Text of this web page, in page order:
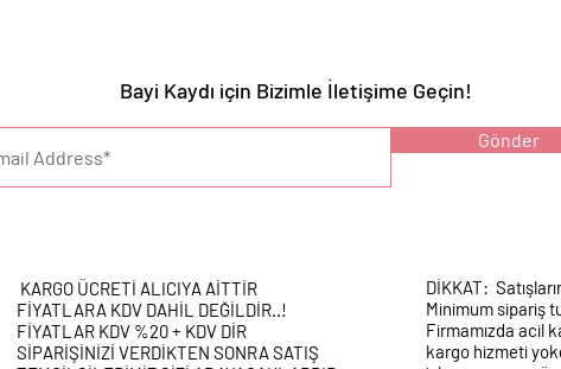
UYARI :
Bayi Kaydı için Bizimle İletişime Geçin!
Gönder
KARGO ÜCRETİ ALICIYA AİTTİR
FİYATLARA KDV DAHİL DEĞİLDİR..!
FİYATLAR KDV %20 + KDV DİR
SİPARİŞİNİZİ VERDİKTEN SONRA SATIŞ
DİKKAT:
Minimum sipariş
Firmamızda acil
kargo hizmeti